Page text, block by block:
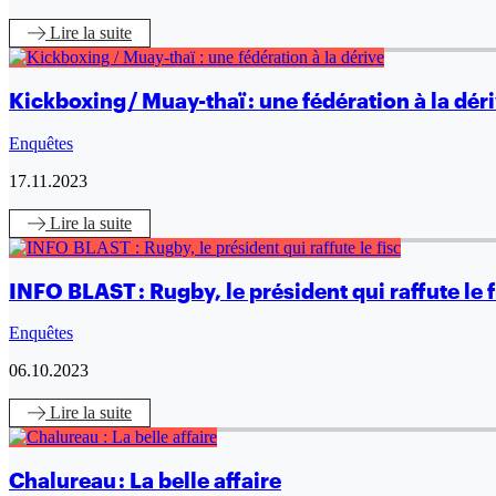
Lire la suite
Kickboxing / Muay-thaï : une fédération à la
Enquêtes
17.11.2023
Lire la suite
INFO BLAST : Rugby, le président qui raffute le
Enquêtes
06.10.2023
Lire la suite
Chalureau : La belle affaire